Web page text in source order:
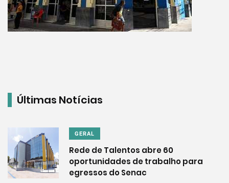
Últimas Notícias
GERAL
Rede de Talentos abre 60
oportunidades de trabalho para
egressos do Senac